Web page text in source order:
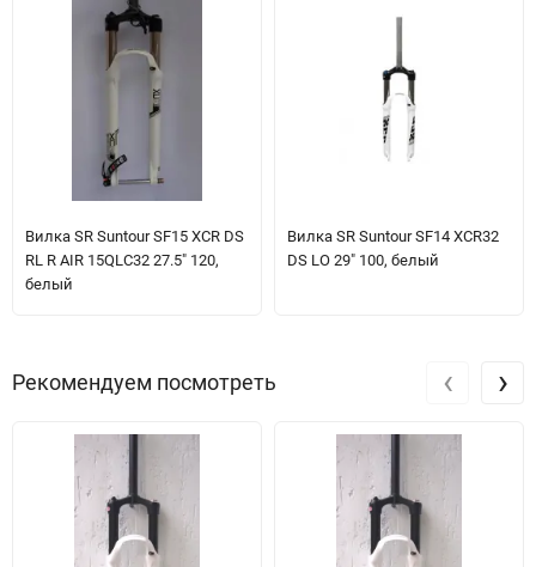
Вилка SR Suntour SF15 XCR DS
RL R AIR 15QLC32 27.5" 120,
белый
Вилка SR Suntour SF14 XCR32
DS LO 29" 100, белый
Рекомендуем посмотреть ‹ ›